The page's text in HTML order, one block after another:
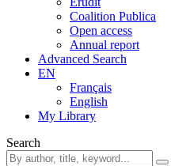
Coalition Publica
Open access
Annual report
Advanced Search
EN
Français
English
My Library
Search